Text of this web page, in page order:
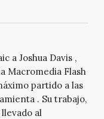
a Joshua Davis ,
Macromedia Flash
partido a las
. Su trabajo,
al